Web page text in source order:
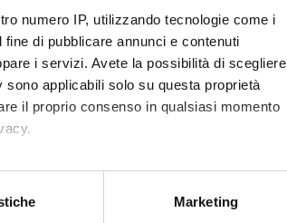
numero IP, utilizzando tecnologie come i
di pubblicare annunci e contenuti
i servizi. Avete la possibilità di scegliere
applicabili solo su questa proprietà
il proprio consenso in qualsiasi momento
di qualche metro,Marketing